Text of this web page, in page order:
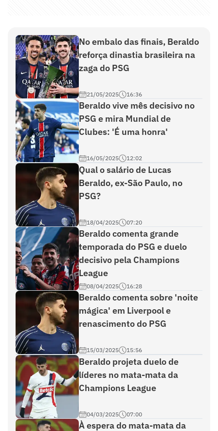
No embalo das finais, Beraldo
reforça dinastia brasileira na
zaga do PSG
21/05/2025 16:36
Beraldo vive mês decisivo no
PSG e mira Mundial de
Clubes: 'É uma honra'
16/05/2025 12:02
Qual o salário de Lucas
Beraldo, ex-São Paulo, no
PSG?
18/04/2025 07:20
Beraldo comenta grande
temporada do PSG e duelo
decisivo pela Champions
League
08/04/2025 16:28
Beraldo comenta sobre 'noite
mágica' em Liverpool e
renascimento do PSG
15/03/2025 15:56
Beraldo projeta duelo de
líderes no mata-mata da
Champions League
04/03/2025 07:00
À espera do mata-mata da